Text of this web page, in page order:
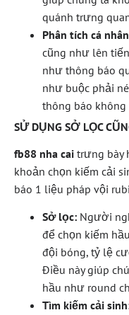
quánh trưng
Phân tích cá
cũng như lên
như thông báo
như buộc phải
thông báo
SỬ DỤNG SỞ LỌC
fb88 nha cai trưng bày
khoản chọn kiếm cải
báo 1 liệu pháp vội
Sở lọc: Người
để chọn kiếm
đội bóng, tỷ lệ
Điều này giúp
hầu như round
Tìm kiếm cải